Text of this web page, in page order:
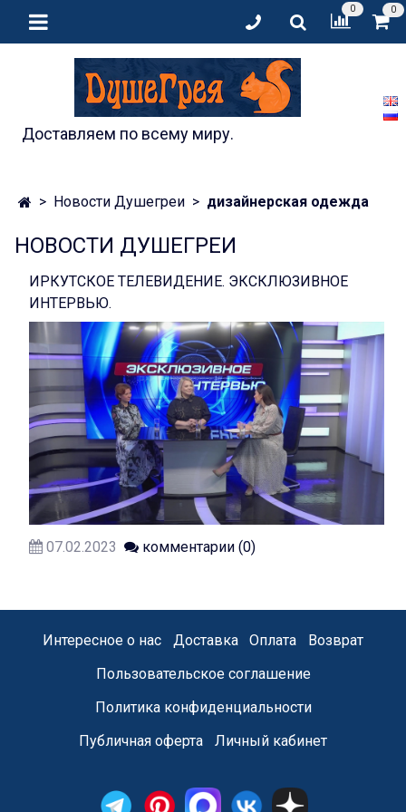
0 0
Доставляем по всему миру.
Новости Душегреи дизайнерская одежда
НОВОСТИ ДУШЕГРЕИ
ИРКУТСКОЕ ТЕЛЕВИДЕНИЕ. ЭКСКЛЮЗИВНОЕ
ИНТЕРВЬЮ.
07.02.2023 комментарии (0)
Интересное о нас Доставка Оплата
Возврат
Пользовательское соглашение
Политика конфиденциальности
Публичная оферта
Личный кабинет